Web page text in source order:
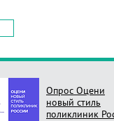
Опрос Оцени
новый стиль
поликлиник